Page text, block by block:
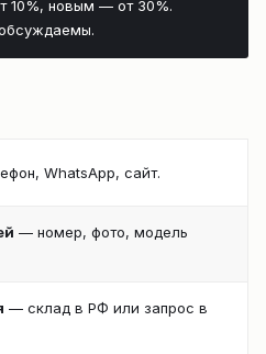
10%, новым — от 30%.
WhatsApp, сайт.
— номер, фото, модель
— склад в РФ или запрос в